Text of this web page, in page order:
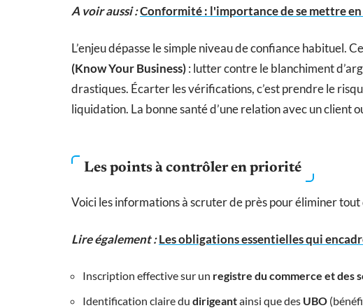
A voir aussi :Conformité : l'importance de se mettre
L’enjeu dépasse le simple niveau de confiance habituel.
(Know Your Business): lutter contre le blanchiment
drastiques. Écarter les vérifications, c’est prendre le
liquidation. La bonne santé d’une relation avec un client
Les points à contrôler en priorité
Voici les informations à scruter de près pour éliminer tout
Lire également :Les obligations essentielles qui
Inscription effective sur un registre du commerce et des
Identification claire du dirigeantainsi que des UBO